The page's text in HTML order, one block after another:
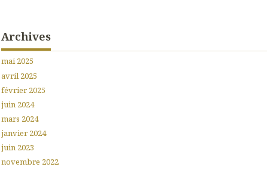
Archives
mai 2025
avril 2025
février 2025
juin 2024
mars 2024
janvier 2024
juin 2023
novembre 2022